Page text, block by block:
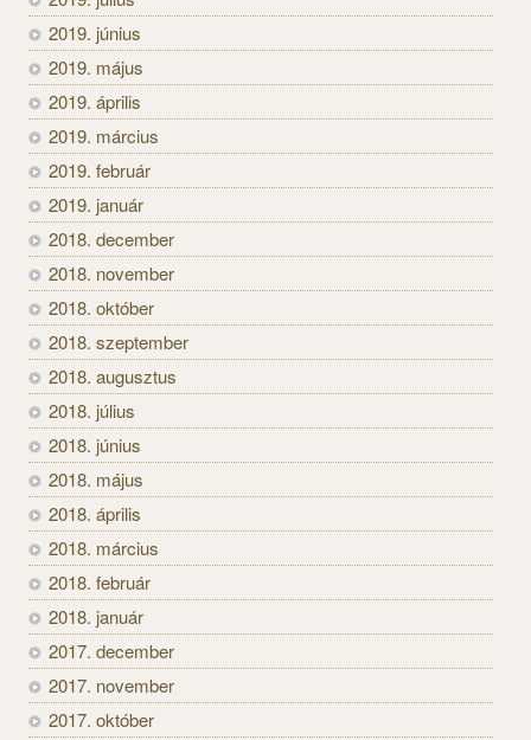
2019. június
2019. május
2019. április
2019. március
2019. február
2019. január
2018. december
2018. november
2018. október
2018. szeptember
2018. augusztus
2018. július
2018. június
2018. május
2018. április
2018. március
2018. február
2018. január
2017. december
2017. november
2017. október